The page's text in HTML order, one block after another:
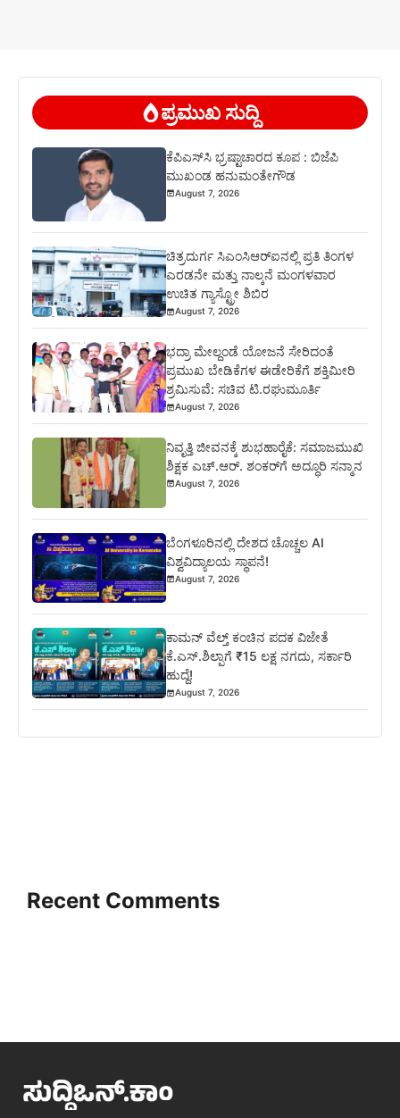
ಪ್ರಮುಖ ಸುದ್ದಿ
ಕೆಪಿಎಸ್‍ಸಿ ಭ್ರಷ್ಟಾಚಾರದ ಕೂಪ : ಬಿಜೆಪಿ
ಮುಖಂಡ ಹನುಮಂತೇಗೌಡ
August 7, 2026
ಚಿತ್ರದುರ್ಗ ಸಿಎಂಸಿಆರ್‍ಐನಲ್ಲಿ ಪ್ರತಿ ತಿಂಗಳ
ಎರಡನೇ ಮತ್ತು ನಾಲ್ಕನೆ ಮಂಗಳವಾರ
ಉಚಿತ ಗ್ಯಾಸ್ಟ್ರೋ ಶಿಬಿರ
August 7, 2026
ಭದ್ರಾ ಮೇಲ್ದಂಡೆ ಯೋಜನೆ ಸೇರಿದಂತೆ
ಪ್ರಮುಖ ಬೇಡಿಕೆಗಳ ಈಡೇರಿಕೆಗೆ ಶಕ್ತಿಮೀರಿ
ಶ್ರಮಿಸುವೆ: ಸಚಿವ ಟಿ.ರಘುಮೂರ್ತಿ
August 7, 2026
ನಿವೃತ್ತಿ ಜೀವನಕ್ಕೆ ಶುಭಹಾರೈಕೆ: ಸಮಾಜಮುಖಿ
ಶಿಕ್ಷಕ ಎಚ್.ಆರ್. ಶಂಕರ್‌ಗೆ ಅದ್ಧೂರಿ ಸನ್ಮಾನ
August 7, 2026
ಬೆಂಗಳೂರಿನಲ್ಲಿ ದೇಶದ ಚೊಚ್ಚಲ AI
ವಿಶ್ವವಿದ್ಯಾಲಯ ಸ್ಥಾಪನೆ!
August 7, 2026
ಕಾಮನ್ ವೆಲ್ತ್ ಕಂಚಿನ ಪದಕ ವಿಜೇತೆ
ಕೆ.ಎಸ್.ಶಿಲ್ಪಾಗೆ ₹15 ಲಕ್ಷ ನಗದು, ಸರ್ಕಾರಿ
ಹುದ್ದೆ!
August 7, 2026
Recent Comments